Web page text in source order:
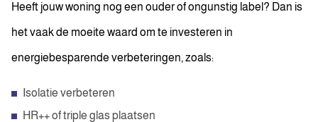
Heeft jouw woning nog een ouder of ongunstig label? Dan is
het vaak de moeite waard om te investeren in
energiebesparende verbeteringen, zoals:
Isolatie verbeteren
HR++ of triple glas plaatsen